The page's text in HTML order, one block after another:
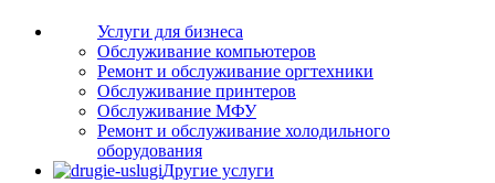
Услуги для бизнеса
Обслуживание компьютеров
Ремонт и обслуживание оргтехники
Обслуживание принтеров
Обслуживание МФУ
Ремонт и обслуживание холодильного
оборудования
Другие услуги